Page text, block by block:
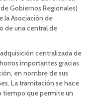
Gobiernos Regionales)
la Asociación de
de una central de
centralizada de
importantes gracias
en nombre de sus
La tramitación se hace
tiempo que permite un